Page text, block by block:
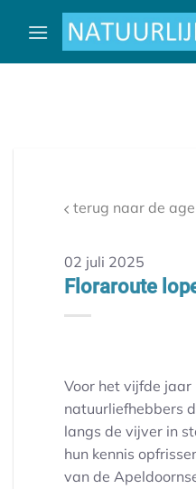
naar
terug naar de
02 juli 2025
Floraroute
Voor het vijfde jaar
natuurliefhebbers
langs de vijver in
hun kennis
van de